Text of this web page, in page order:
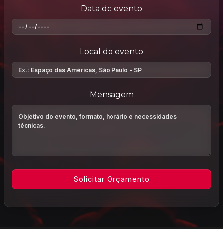
Data do evento
Local do evento
Mensagem